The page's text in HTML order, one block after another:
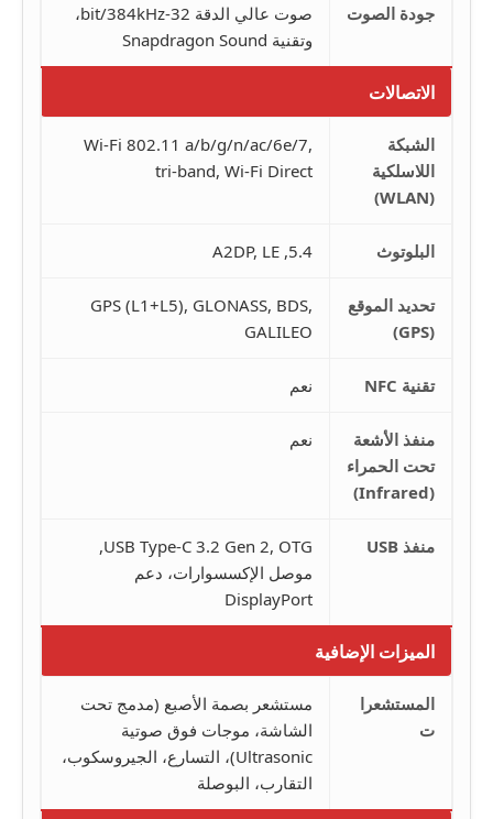
جودة الصوت
صوت عالي الدقة 32-bit/384kHz،
وتقنية Snapdragon Sound
الاتصالات
الشبكة
اللاسلكية
(WLAN)
Wi-Fi 802.11 a/b/g/n/ac/6e/7,
tri-band, Wi-Fi Direct
البلوتوث 5.4, A2DP, LE
تحديد الموقع
(GPS)
GPS (L1+L5), GLONASS, BDS,
GALILEO
تقنية NFC نعم
منفذ الأشعة
تحت الحمراء
(Infrared)
نعم
منفذ USB
USB Type-C 3.2 Gen 2, OTG,
موصل الإكسسوارات، دعم
DisplayPort
الميزات الإضافية
المستشعرا
ت
مستشعر بصمة الأصبع (مدمج تحت
الشاشة، موجات فوق صوتية
Ultrasonic)، التسارع، الجيروسكوب،
التقارب، البوصلة